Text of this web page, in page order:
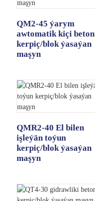
QM2-45 ýarym
awtomatik kiçi beton
kerpiç/blok ýasaýan
maşyn
QMR2-40 El bilen
işleýän toýun
kerpiç/blok ýasaýan
maşyn